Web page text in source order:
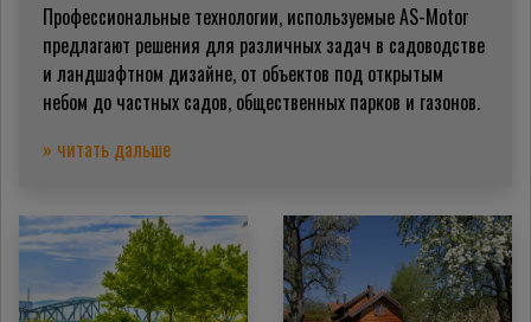
Профессиональные технологии, используемые AS-Motor
предлагают решения для различных задач в садоводстве
и ландшафтном дизайне, от объектов под открытым
небом до частных садов, общественных парков и газонов.
» читать дальше